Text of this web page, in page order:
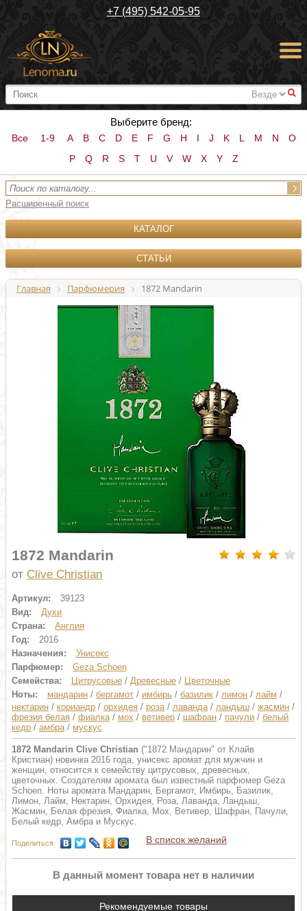
+7 (495) 542-05-95
#
Выберите бренд:
Все 1-9 A B C D E F G H I J K L M N
O
P
Q R S T U V W X Y Z
Расширенный поиск
КАТАЛОГ
СТАТЬИ
Главная Парфюмерия 1872 Mandarin
1872 Mandarin
от Clive Christian
Артикул:
39123
Вид:
Духи
Страна:
Англия
Год:
2016
Назначения:
Унисекс
Парфюмер:
Geza Schoen
Семейства:
Цитрусовые / Древесные / Цветочные
Ноты:
мандарин / бергамот / имбирь / базилик / лимон / лайм /
нектарин / кориандр / орхидея / роза/ лаванда/ ландыш / жасмин /
фрезия белая / фиалка/ мох / ветивер / шафран / пачули / белый
кедр / амбра/ мускус
1872 Mandarin Clive Christian ("1872 Мандарин" от Клайв
Кристиан) новинка 2016 года, унисекс аромат для мужчин и
женщин, относится к семейству цитрусовых, древесных,
цветочных. Создателям аромата был известный парфюмер Geza
Schoen. Ноты аромата Мандарин, Бергамот, Имбирь, Базилик,
Лимон, Лайм, Нектарин, Орхидея, Роза, Лаванда, Ландыш,
Жасмин, Белая фрезия, Фиалка, Мох, Ветивер, Шафран, Пачули,
Белый кедр, Амбра и Мускус.
Поделиться В список желаний
В данный момент товара нет в наличии
Рекомендуемые товары